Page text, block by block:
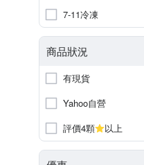
7-11冷凍
商品狀況
有現貨
Yahoo自營
評價4顆
以上